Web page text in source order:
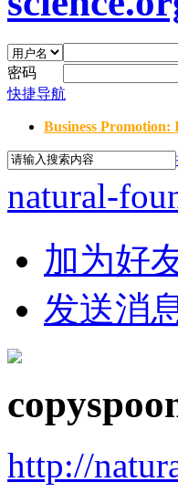
密码
快捷导航
Business
natural-
加为好
发送消
http://